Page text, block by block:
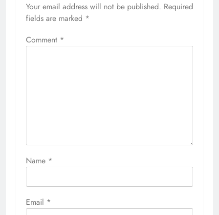
Your email address will not be published. Required
fields are marked *
Comment *
Name *
Email *